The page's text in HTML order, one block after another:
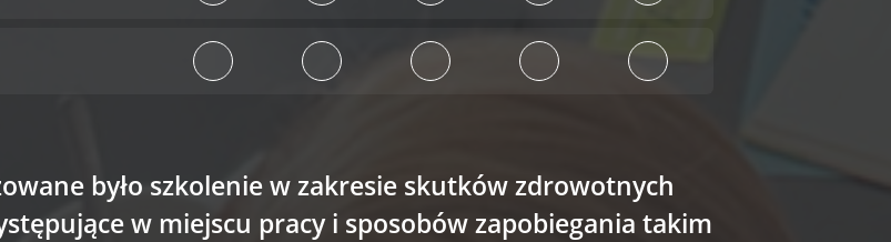
było szkolenie w zakresie skutków zdrowotnych
w miejscu pracy i sposobów zapobiegania takim